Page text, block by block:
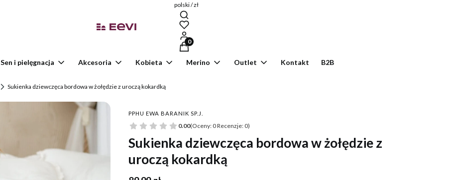
polski / zł
Produkty w koszyku: 0. Zobacz szczegóły
Sen i pielęgnacja Akcesoria Kobieta Merino Outlet Kontakt B2B
Sukienka dziewczęca bordowa w żołędzie z uroczą kokardką
PPHU EWA BARANIK SP.J.
0.00(Oceny: 0 Recenzje: 0)
Sukienka dziewczęca bordowa w żołędzie z
uroczą kokardką